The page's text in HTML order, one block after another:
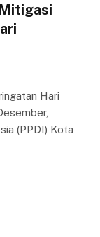
Hari
(PPDI) Kota